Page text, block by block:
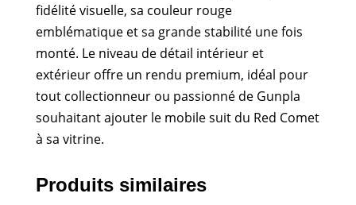
fidélité visuelle, sa couleur rouge
emblématique et sa grande stabilité une fois
monté. Le niveau de détail intérieur et
extérieur offre un rendu premium, idéal pour
tout collectionneur ou passionné de Gunpla
souhaitant ajouter le mobile suit du Red Comet
à sa vitrine.
Produits similaires